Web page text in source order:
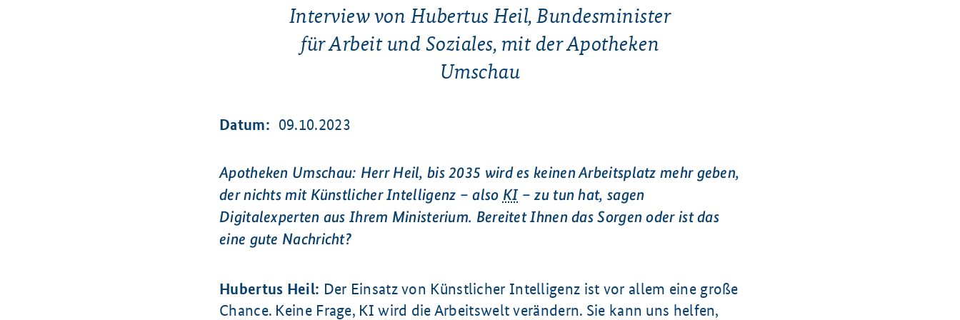
Interview von Hubertus Heil, Bundesminister
für Arbeit und Soziales, mit der Apotheken
Umschau
Datum: 09.10.2023
Apotheken Umschau: Herr Heil, bis 2035 wird es keinen Arbeitsplatz mehr geben,
der nichts mit Künstlicher Intelligenz – also KI– zu tun hat, sagen
Digitalexperten aus Ihrem Ministerium. Bereitet Ihnen das Sorgen oder ist das
eine gute Nachricht?
Hubertus Heil: Der Einsatz von Künstlicher Intelligenz ist vor allem eine große
Chance. Keine Frage, KI wird die Arbeitswelt verändern. Sie kann uns helfen,